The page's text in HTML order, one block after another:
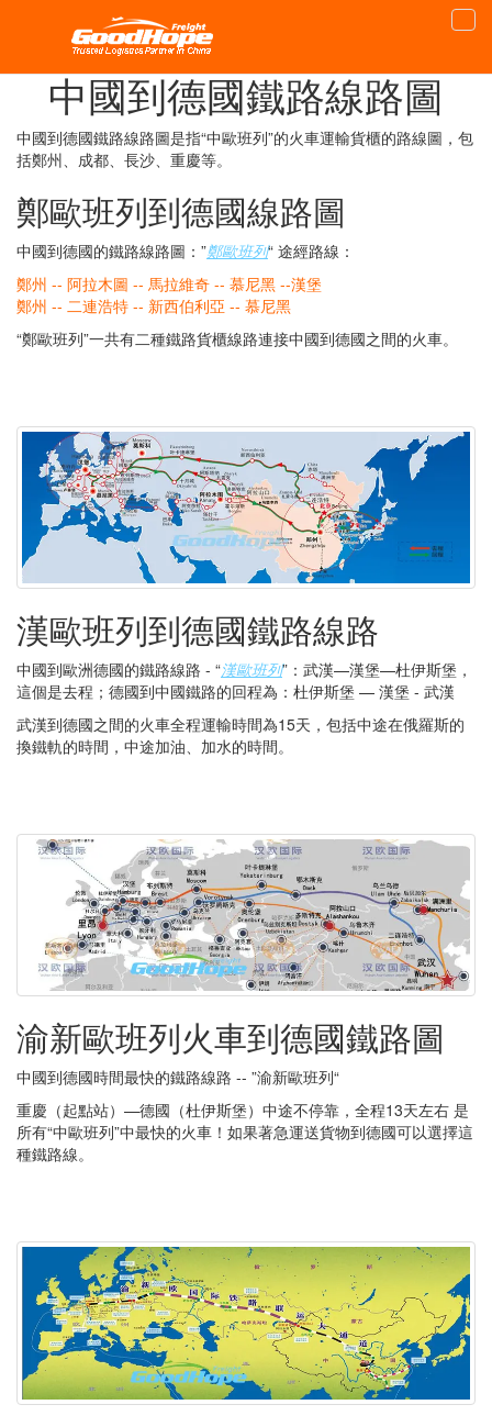
中歐班列 中國到德國鐵路線路圖
中國到德國鐵路線路圖
中國到德國鐵路線路圖是指“中歐班列”的火車運輸貨櫃的路線圖，包
括鄭州、成都、長沙、重慶等。
鄭歐班列到德國線路圖
中國到德國的鐵路線路圖：”鄭歐班列“ 途經路線：
鄭州 -- 阿拉木圖 -- 馬拉維奇 -- 慕尼黑 --漢堡
鄭州 -- 二連浩特 -- 新西伯利亞 -- 慕尼黑
“鄭歐班列”一共有二種鐵路貨櫃線路連接中國到德國之間的火車。
漢歐班列到德國鐵路線路
中國到歐洲德國的鐵路線路 - “漢歐班列”：武漢—漢堡—杜伊斯堡，
這個是去程；德國到中國鐵路的回程為：杜伊斯堡 — 漢堡 - 武漢
武漢到德國之間的火車全程運輸時間為15天，包括中途在俄羅斯的
換鐵軌的時間，中途加油、加水的時間。
渝新歐班列火車到德國鐵路圖
中國到德國時間最快的鐵路線路 -- ”渝新歐班列“
重慶（起點站）—德國（杜伊斯堡）中途不停靠，全程13天左右 是
所有“中歐班列”中最快的火車！如果著急運送貨物到德國可以選擇這
種鐵路線。